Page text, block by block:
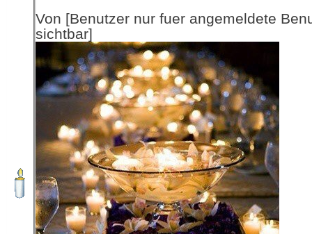
Von [Benutzer nur fuer angemeldete
sichtbar]